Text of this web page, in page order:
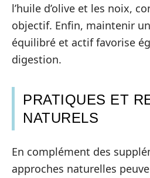
l’huile d’olive et les noix,
objectif. Enfin, maintenir
équilibré et actif favorise
digestion.
PRATIQUES ET
NATURELS
En complément des
approches naturelles